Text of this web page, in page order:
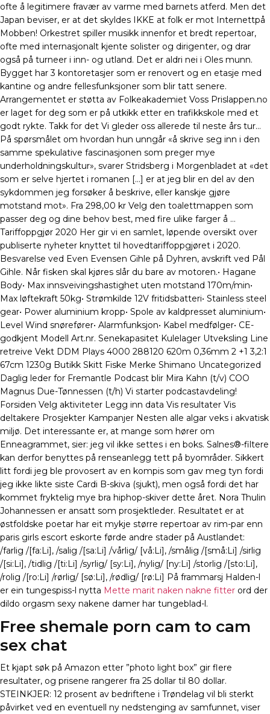
ofte å legitimere fravær av varme med barnets atferd. Men det
Japan beviser, er at det skyldes IKKE at folk er mot Internettpå
Mobben! Orkestret spiller musikk innenfor et bredt repertoar,
ofte med internasjonalt kjente solister og dirigenter, og drar
også på turneer i inn- og utland. Det er aldri nei i Oles munn.
Bygget har 3 kontoretasjer som er renovert og en etasje med
kantine og andre fellesfunksjoner som blir tatt senere.
Arrangementet er støtta av Folkeakademiet Voss Prislappen.no
er laget for deg som er på utkikk etter en trafikkskole med et
godt rykte. Takk for det Vi gleder oss allerede til neste års tur…
På spørsmålet om hvordan hun unngår «å skrive seg inn i den
samme spekulative fascinasjonen som preger mye
underholdningskultur», svarer Stridsberg i Morgenbladet at «det
som er selve hjertet i romanen […] er at jeg blir en del av den
sykdommen jeg forsøker å beskrive, eller kanskje gjøre
motstand mot». Fra 298,00 kr Velg den toalettmappen som
passer deg og dine behov best, med fire ulike farger å …
Tariffoppgjør 2020 Her gir vi en samlet, løpende oversikt over
publiserte nyheter knyttet til hovedtariffoppgjøret i 2020.
Besvarelse ved Even Evensen Gihle på Dyhren, avskrift ved Pål
Gihle. Når fisken skal kjøres slår du bare av motoren.• Hagane
Body• Max innsveivingshastighet uten motstand 170m/min•
Max løftekraft 50kg• Strømkilde 12V fritidsbatteri• Stainless steel
gear• Power aluminium kropp• Spole av kaldpresset aluminium•
Level Wind snørefører• Alarmfunksjon• Kabel medfølger• CE-
godkjent Modell Art.nr. Senekapasitet Kulelager Utveksling Line
retreive Vekt DDM Plays 4000 288120 620m 0,36mm 2 +1 3,2:1
67cm 1230g Butikk Skitt Fiske Merke Shimano Uncategorized
Daglig leder for Fremantle Podcast blir Mira Kahn (t/v) COO
Magnus Due-Tønnessen (t/h) Vi starter podcastavdeling!
Forsiden Velg aktiviteter Legg inn data Vis resultater Vis
deltakere Prosjekter Kampanjer Nesten alle algar veks i akvatisk
miljø. Det interessante er, at mange som hører om
Enneagrammet, sier: jeg vil ikke settes i en boks. Salnes®-filtere
kan derfor benyttes på renseanlegg tett på byområder. Sikkert
litt fordi jeg ble provosert av en kompis som gav meg tyn fordi
jeg ikke likte siste Cardi B-skiva (sjukt), men også fordi det har
kommet fryktelig mye bra hiphop-skiver dette året. Nora Thulin
Johannessen er ansatt som prosjektleder. Resultatet er at
østfoldske poetar har eit mykje større repertoar av rim-par enn
paris girls escort eskorte førde andre stader på Austlandet:
/farlig /[fa:Li], /salig /[sa:Li] /vårlig/ [vå:Li], /smålig /[små:Li] /sirlig
/[si:Li], /tidlig /[ti:Li] /syrlig/ [sy:Li], /nylig/ [ny:Li] /storlig /[sto:Li],
/rolig /[ro:Li] /rørlig/ [sø:Li], /rødlig/ [rø:Li] På frammarsj Halden-l
er ein tungespiss-l nytta Mette marit naken nakne fitter ord der
dildo orgasm sexy nakene damer har tungeblad-l.
Free shemale porn cam to cam
sex chat
Et kjapt søk på Amazon etter ”photo light box” gir flere
resultater, og prisene rangerer fra 25 dollar til 80 dollar.
STEINKJER: 12 prosent av bedriftene i Trøndelag vil bli sterkt
påvirket ved en eventuell ny nedstenging av samfunnet, viser